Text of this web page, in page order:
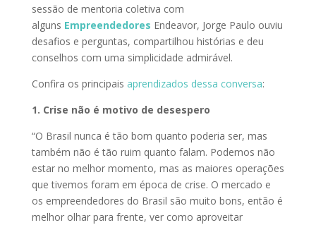
sessão de mentoria coletiva com
alguns Empreendedores Endeavor, Jorge Paulo ouviu
desafios e perguntas, compartilhou histórias e deu
conselhos com uma simplicidade admirável.
Confira os principais aprendizados dessa conversa:
1. Crise não é motivo de desespero
“O Brasil nunca é tão bom quanto poderia ser, mas
também não é tão ruim quanto falam. Podemos não
estar no melhor momento, mas as maiores operações
que tivemos foram em época de crise. O mercado e
os empreendedores do Brasil são muito bons, então é
melhor olhar para frente, ver como aproveitar